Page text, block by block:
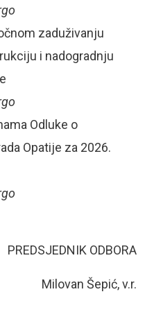
zaduživanju
i nadogradnju
Odluke o
Opatije za 2026.
PREDSJEDNIK ODBORA
Milovan Šepić, v.r.